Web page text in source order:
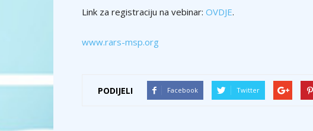
Link za registraciju na vebinar: OVDJE.
www.rars-msp.org
PODIJELI Facebook Twitter